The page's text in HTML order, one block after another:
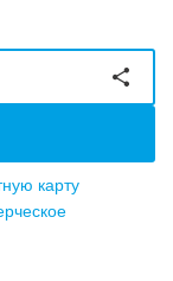
карту